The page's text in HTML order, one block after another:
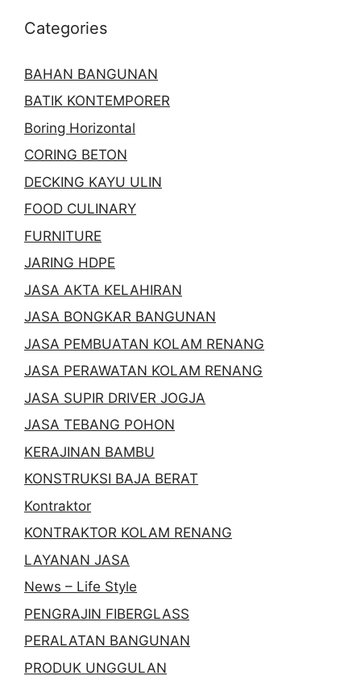
Categories
BAHAN BANGUNAN
BATIK KONTEMPORER
Boring Horizontal
CORING BETON
DECKING KAYU ULIN
FOOD CULINARY
FURNITURE
JARING HDPE
JASA AKTA KELAHIRAN
JASA BONGKAR BANGUNAN
JASA PEMBUATAN KOLAM RENANG
JASA PERAWATAN KOLAM RENANG
JASA SUPIR DRIVER JOGJA
JASA TEBANG POHON
KERAJINAN BAMBU
KONSTRUKSI BAJA BERAT
Kontraktor
KONTRAKTOR KOLAM RENANG
LAYANAN JASA
News – Life Style
PENGRAJIN FIBERGLASS
PERALATAN BANGUNAN
PRODUK UNGGULAN